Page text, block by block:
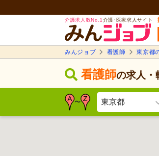
介護求人数No.1 介護･医療求人サイト
みんジョブ 看護師 東京都
看護師の求人・
〜 東京都